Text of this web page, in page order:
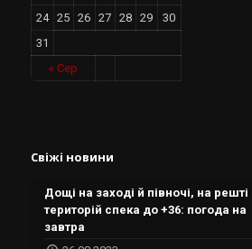
« Сер
24
25 26 27 28 29
30
31
Свіжі новини
Дощі на заході й півночі, на решті
територій спека до +36: погода на
завтра